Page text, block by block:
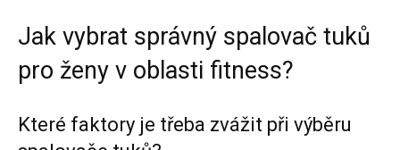
Jak vybrat správný spalovač tuků
pro ženy v oblasti fitness?
Které faktory je třeba zvážit při výběru